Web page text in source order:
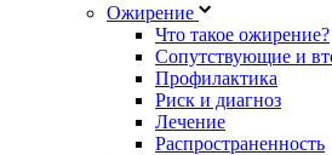
Ожирение
Что такое ожирение?
Сопутствующие и
Профилактика
Риск и диагноз
Лечение
Распространенность